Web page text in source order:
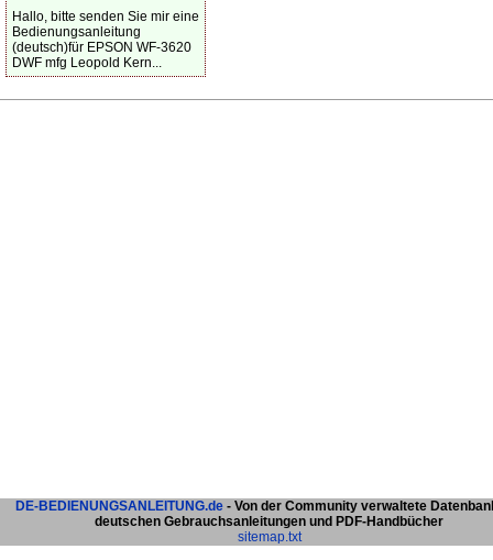
Hallo, bitte senden Sie mir eine
Bedienungsanleitung
(deutsch)für EPSON WF-3620
DWF mfg Leopold Kern...
DE-BEDIENUNGSANLEITUNG.de - Von der Community verwaltete
deutschen Gebrauchsanleitungen und PDF-Handbücher
sitemap.txt